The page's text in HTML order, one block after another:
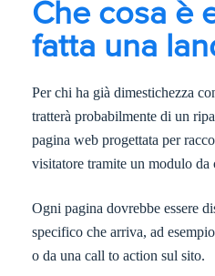
Che cosa è
fatta una
Per chi ha già dimestichezza
tratterà probabilmente di un
pagina web progettata per
visitatore tramite un modulo da
Ogni pagina dovrebbe essere
specifico che arriva, ad
o da una call to action sul sito.